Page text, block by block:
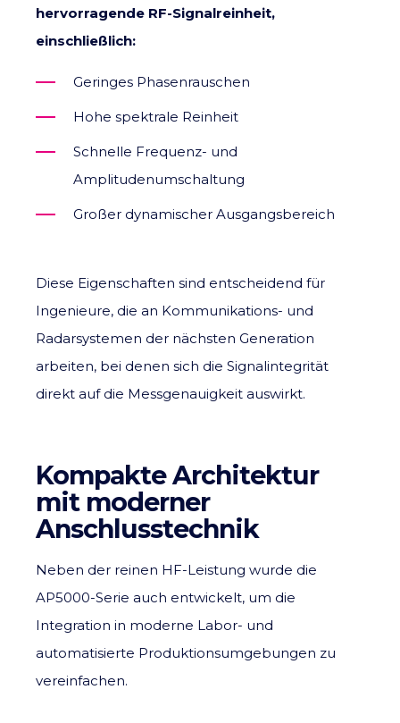
hervorragende RF-Signalreinheit,
einschließlich:
Geringes Phasenrauschen
Hohe spektrale Reinheit
Schnelle Frequenz- und
Amplitudenumschaltung
Großer dynamischer Ausgangsbereich
Diese Eigenschaften sind entscheidend für
Ingenieure, die an Kommunikations- und
Radarsystemen der nächsten Generation
arbeiten, bei denen sich die Signalintegrität
direkt auf die Messgenauigkeit auswirkt.
Kompakte Architektur
mit moderner
Anschlusstechnik
Neben der reinen HF-Leistung wurde die
AP5000-Serie auch entwickelt, um die
Integration in moderne Labor- und
automatisierte Produktionsumgebungen zu
vereinfachen.